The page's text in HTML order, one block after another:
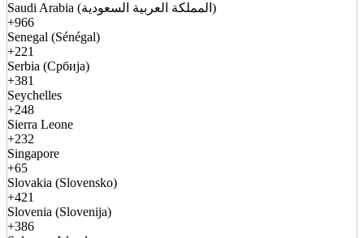
Saudi Arabia (المملكة العربية السعودية)
+966
Senegal (Sénégal)
+221
Serbia (Србија)
+381
Seychelles
+248
Sierra Leone
+232
Singapore
+65
Slovakia (Slovensko)
+421
Slovenia (Slovenija)
+386